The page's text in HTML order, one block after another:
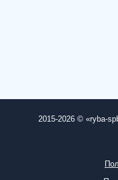
2015-2026 © «ryba-